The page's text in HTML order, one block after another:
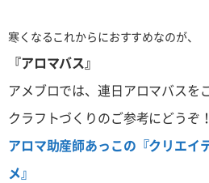
寒くなるこれからにおすすめなのが、
『アロマバス』
アメブロでは、連日アロマバスを
クラフトづくりのご参考にどうぞ！
アロマ助産師あっこの『クリエイ
メ』